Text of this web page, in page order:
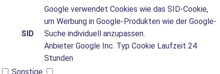
SID
Google verwendet Cookies wie das SID-Cookie,
um Werbung in Google-Produkten wie der Google-
Suche individuell anzupassen.
Anbieter Google Inc. Typ Cookie Laufzeit 24
Stunden
Sonstige